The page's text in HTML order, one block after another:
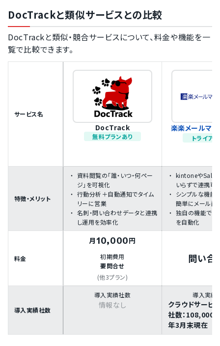
DocTrackと類似サービスとの比較
DocTrackと類似・競合サービスについて、料金や機能を一
覧で比較できます。
サービス名
DocTrack
無料プランあり
楽楽メールマー
トライア
特徴・メリット
資料閲覧の「誰・いつ・何ペー
ジ」を可視化
行動分析＋自動通知でタイム
リーに営業
名刺・問い合わせデータと連携
し運用を効率化
kintoneや
いらずで連携可
シンプルな機能
簡単にメール配
独自の機能で分
を自動化
料金
月 10,000円
初期費用
要問合せ
(他3プラン)
問い合
導入実績社数
導入実績社数
情報なし
導入実績
クラウドサービ
社数：
年3月末現在